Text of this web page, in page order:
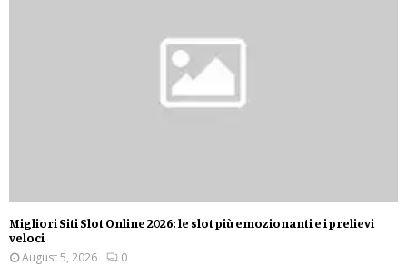
Migliori Siti Slot Online 2026: le slot più emozionanti e i prelievi
veloci
August 5, 2026
0